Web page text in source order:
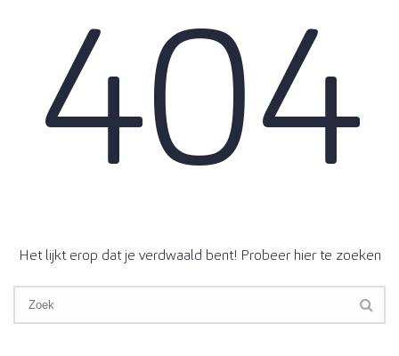
404
Het lijkt erop dat je verdwaald bent! Probeer hier te zoeken